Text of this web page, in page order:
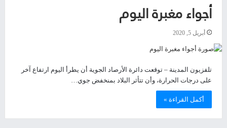
أجواء مغبرة اليوم
أبريل 5, 2020
تلفزيون المدينة – توقعت دائرة الأرصاد الجوية أن يطرأ اليوم ارتفاع آخر
على درجات الحرارة، وأن تتأثر البلاد بمنخفض جوي…
أكمل القراءة »